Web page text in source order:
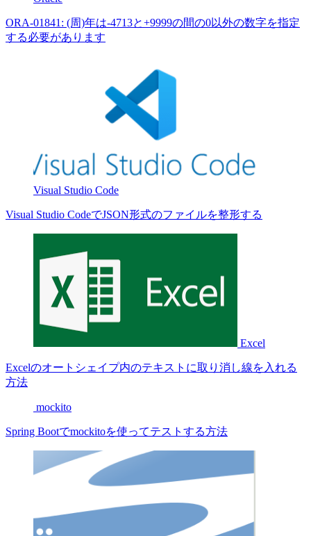
ORA-01841: (周)年は-4713と+9999の間の0以外の数字を指定
する必要があります
Visual Studio Code
Visual Studio CodeでJSON形式のファイルを整形する
Excel
Excelのオートシェイプ内のテキストに取り消し線を入れる
方法
mockito
Spring Bootでmockitoを使ってテストする方法